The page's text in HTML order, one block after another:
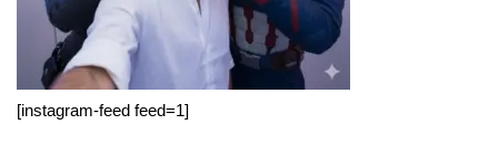
[instagram-feed feed=1]